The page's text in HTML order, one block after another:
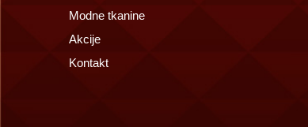
Modne tkanine
Akcije
Kontakt